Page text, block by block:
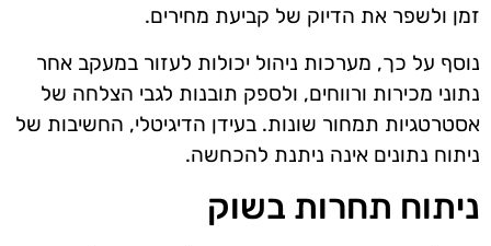
זמן ולשפר את הדיוק של קביעת מחירים.
נוסף על כך, מערכות ניהול יכולות לעזור במעקב אחר
נתוני מכירות ורווחים, ולספק תובנות לגבי הצלחה של
אסטרטגיות תמחור שונות. בעידן הדיגיטלי, החשיבות של
ניתוח נתונים אינה ניתנת להכחשה.
ניתוח תחרות בשוק